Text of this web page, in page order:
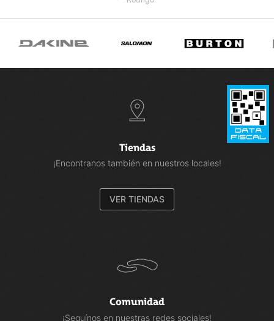
Tiendas
¡Encontranos también en nuestros locales!
VER TIENDAS
Comunidad
¡Seguínos en nuestras redes sociales!